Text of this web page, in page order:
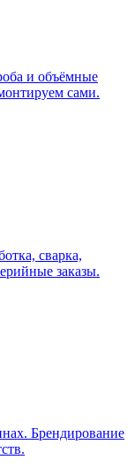
и объёмные
сами.
сварка,
заказы.
Брендирование